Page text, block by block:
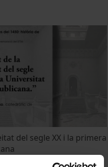
del segle XX i la primera